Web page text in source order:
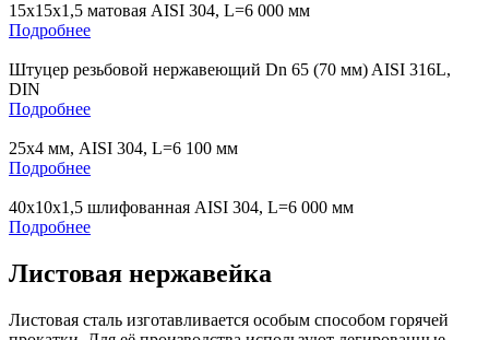
15х15х1,5 матовая AISI 304, L=6 000 мм
Подробнее
Штуцер резьбовой нержавеющий Dn 65 (70 мм) AISI 316L,
DIN
Подробнее
25х4 мм, AISI 304, L=6 100 мм
Подробнее
40х10х1,5 шлифованная AISI 304, L=6 000 мм
Подробнее
Листовая нержавейка
Листовая сталь изготавливается особым способом горячей